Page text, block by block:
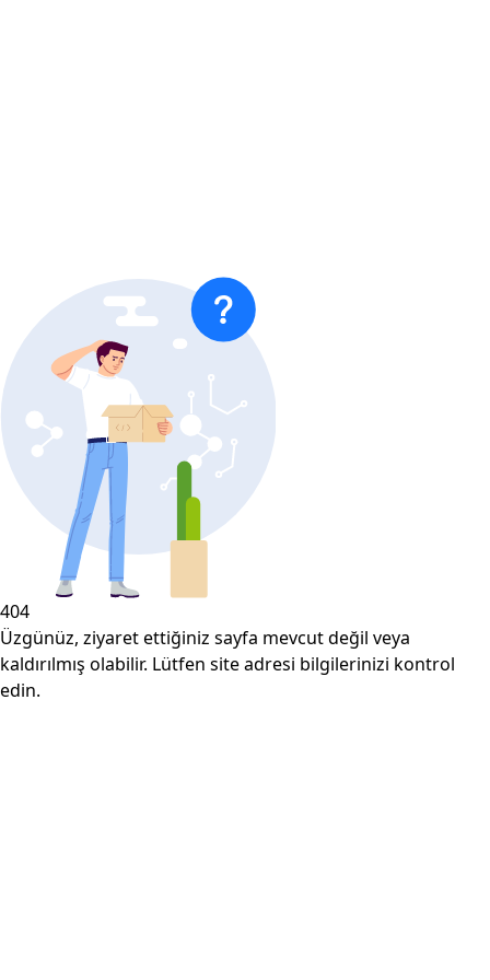
404
Üzgünüz, ziyaret ettiğiniz sayfa mevcut değil veya
kaldırılmış olabilir. Lütfen site adresi bilgilerinizi kontrol
edin.